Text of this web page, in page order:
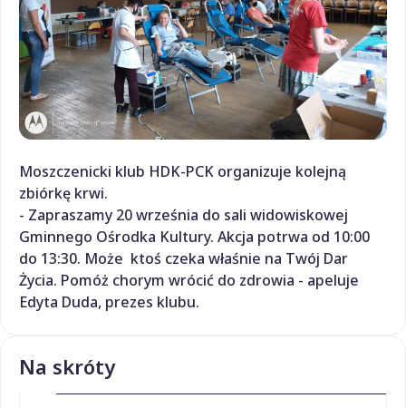
Moszczenicki klub HDK-PCK organizuje kolejną
zbiórkę krwi.
- Zapraszamy 20 września do sali widowiskowej
Gminnego Ośrodka Kultury. Akcja potrwa od 10:00
do 13:30. Może ktoś czeka właśnie na Twój Dar
Życia. Pomóż chorym wrócić do zdrowia - apeluje
Edyta Duda, prezes klubu.
Na skróty